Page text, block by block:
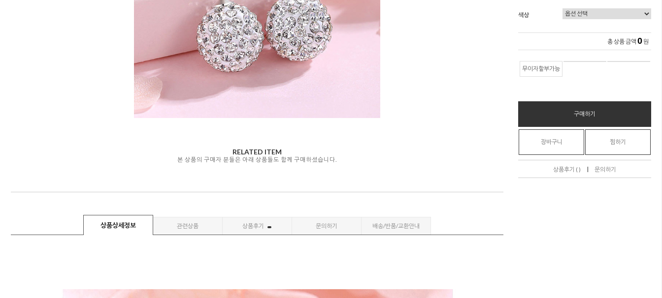
RELATED ITEM
본 상품의 구매자 분들은 아래 상품들도 함께 구매하셨습니다.
상품상세정보 관련상품 상품후기 문의하기 배송/반품/교환안내
색상
총 상품 금액 0 원
무이자할부가능
구매하기
장바구니 찜하기
상품후기 ( ) | 문의하기